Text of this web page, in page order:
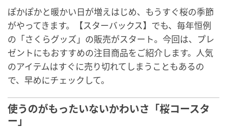
ぽかぽかと暖かい日が増えはじめ、もうすぐ桜の季節
がやってきます。【スターバックス】でも、毎年恒例
の「さくらグッズ」の販売がスタート。今回は、プレ
ゼントにもおすすめの注目商品をご紹介します。人気
のアイテムはすぐに売り切れてしまうこともあるの
で、早めにチェックして。
使うのがもったいないかわいさ「桜コースタ
ー」